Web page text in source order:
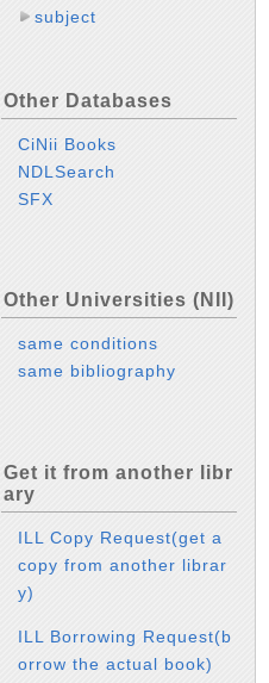
subject
Other Databases
CiNii Books
NDLSearch
SFX
Other Universities (NII)
same conditions
same bibliography
Get it from another libr
ary
ILL Copy Request(get a
copy from another librar
y)
ILL Borrowing Request(b
orrow the actual book)